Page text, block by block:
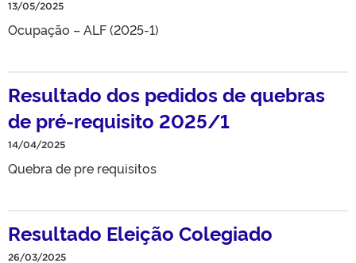
13/05/2025
Ocupação – ALF (2025-1)
Resultado dos pedidos de quebras
de pré-requisito 2025/1
14/04/2025
Quebra de pre requisitos
Resultado Eleição Colegiado
26/03/2025